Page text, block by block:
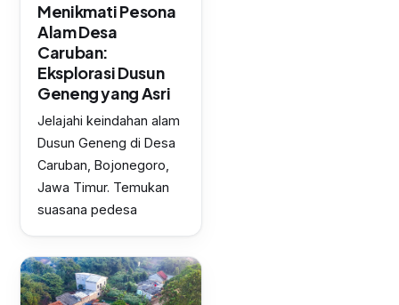
Menikmati Pesona
Alam Desa
Caruban:
Eksplorasi Dusun
Geneng yang Asri
Jelajahi keindahan alam
Dusun Geneng di Desa
Caruban, Bojonegoro,
Jawa Timur. Temukan
suasana pedesa